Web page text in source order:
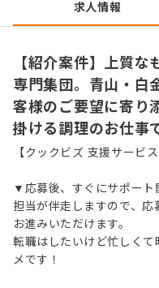
求人情報
【紹介案件】上質
専門集団。青山・白
客様のご要望に寄り
掛ける調理のお仕事
【クックビズ 支援サービ
▼応募後、すぐにサポート
担当が伴走しますので、応
お進みいただけます。
転職はしたいけど忙しく
メです！